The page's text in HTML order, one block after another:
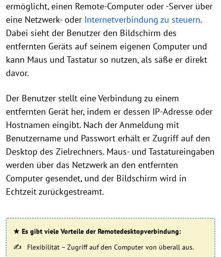
ermöglicht, einen Remote-Computer oder -Server über
eine Netzwerk- oder Internetverbindung zu steuern.
Dabei sieht der Benutzer den Bildschirm des
entfernten Geräts auf seinem eigenen Computer und
kann Maus und Tastatur so nutzen, als säße er direkt
davor.
Der Benutzer stellt eine Verbindung zu einem
entfernten Gerät her, indem er dessen IP-Adresse oder
Hostnamen eingibt. Nach der Anmeldung mit
Benutzername und Passwort erhält er Zugriff auf den
Desktop des Zielrechners. Maus- und Tastatureingaben
werden über das Netzwerk an den entfernten
Computer gesendet, und der Bildschirm wird in
Echtzeit zurückgestreamt.
★ Es gibt viele Vorteile der Remotedesktopverbindung:
Flexibilität – Zugriff auf den Computer von überall aus.